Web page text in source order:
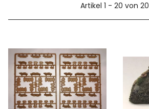
Artikel 1 - 20 von 20